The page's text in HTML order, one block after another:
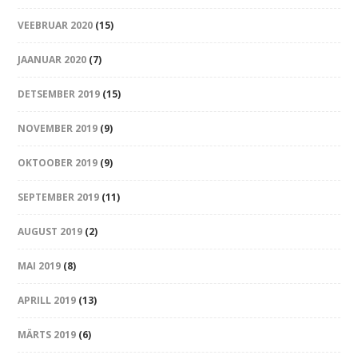
VEEBRUAR 2020 (15)
JAANUAR 2020 (7)
DETSEMBER 2019 (15)
NOVEMBER 2019 (9)
OKTOOBER 2019 (9)
SEPTEMBER 2019 (11)
AUGUST 2019 (2)
MAI 2019 (8)
APRILL 2019 (13)
MÄRTS 2019 (6)